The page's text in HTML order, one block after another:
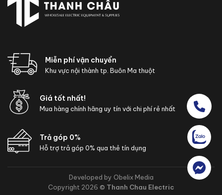
Miễn phí vận chuyển
Khu vực nội thành tp. Buôn Ma thuột
Giá tốt nhất!
Mua hàng chính hãng uy tín với chi phí rẻ nhất
Trả góp 0%
Hỗ trợ trả góp 0% qua thẻ tín dụng
Developed by Obelix Media
Copyright 2026 © Thanh Chau Electric